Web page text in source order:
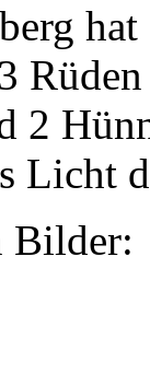
2
Licht
Bilder: